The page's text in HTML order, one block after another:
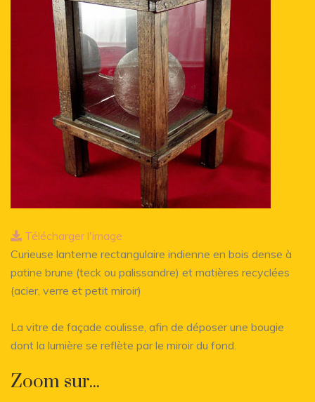
Télécharger l'image
Curieuse lanterne rectangulaire indienne en bois dense à
patine brune (teck ou palissandre) et matières recyclées
(acier, verre et petit miroir)
La vitre de façade coulisse, afin de déposer une bougie
dont la lumière se reflète par le miroir du fond.
Zoom sur...